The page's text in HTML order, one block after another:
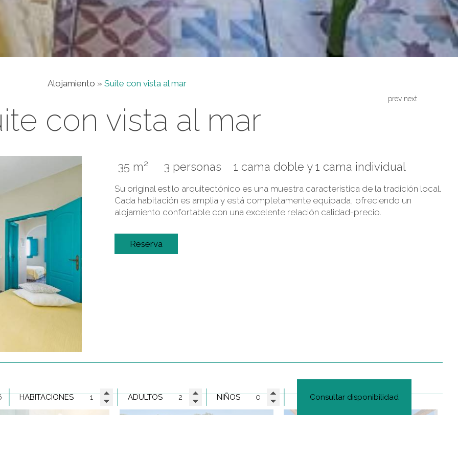
HABITACIONES ADULTOS NIÑOS Consultar disponibilidad
Alojamiento » Suite con vista al mar
con vista al mar
prev next
35 m² 3 personas 1 cama doble y 1 cama individual
Su original estilo arquitectónico es una muestra característica de la tradición local.
Cada habitación es amplia y está completamente equipada, ofreciendo un
alojamiento confortable con una excelente relación calidad-precio.
Reserva